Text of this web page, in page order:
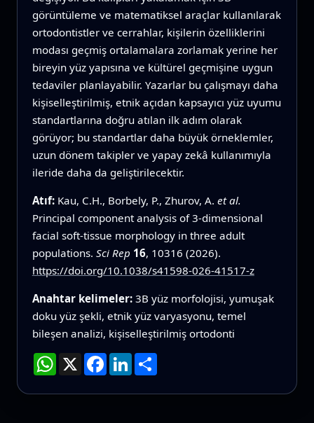
görüntüleme ve matematiksel araçlar kullanılarak
ortodontistler ve cerrahlar, kişilerin özelliklerini
modası geçmiş ortalamalara zorlamak yerine her
bireyin yüz yapısına ve kültürel geçmişine uygun
tedaviler planlayabilir. Yazarlar bu çalışmayı daha
kişiselleştirilmiş, etnik açıdan kapsayıcı yüz uyumu
standartlarına doğru atılan ilk adım olarak
görüyor; bu standartlar daha büyük örneklemler,
uzun dönem takipler ve yapay zekâ kullanımıyla
ileride daha da geliştirilecektir.
Atıf: Kau, C.H., Borbely, P., Zhurov, A. et al.
Principal component analysis of 3-dimensional
facial soft-tissue morphology in three adult
populations. Sci Rep 16, 10316 (2026).
https://doi.org/10.1038/s41598-026-41517-z
Anahtar kelimeler: 3B yüz morfolojisi, yumuşak
doku yüz şekli, etnik yüz varyasyonu, temel
bileşen analizi, kişiselleştirilmiş ortodonti
WhatsApp
X Facebook
LinkedInPaylaş